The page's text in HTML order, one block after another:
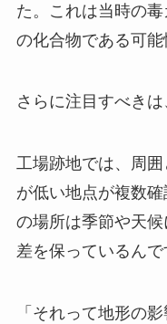
た。これは当時の
の化合物である可能
さらに注目すべきは
工場跡地では、周
が低い地点が複数
の場所は季節や天
差を保っているんで
「それって地形の